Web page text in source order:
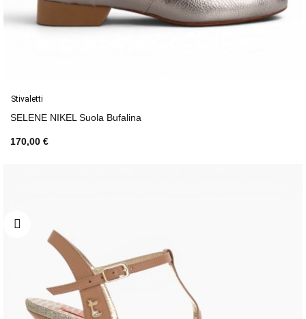
Stivaletti
SELENE NIKEL Suola Bufalina
170,00 €